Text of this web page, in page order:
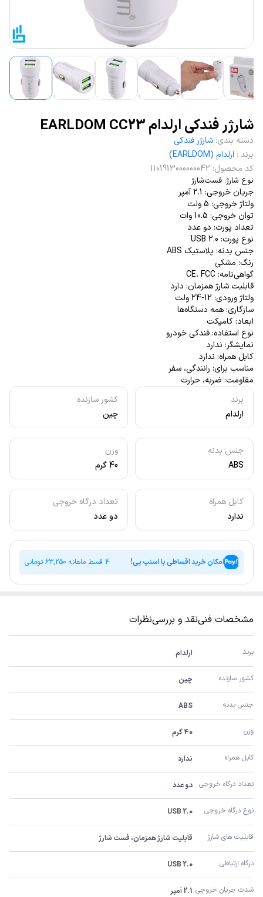
شارژر فندکی ارلدام EARLDOM CC23
برند
ارلدام
کشور سازنده
چین
جنس بدنه
ABS
وزن
40 گرم
کابل همراه
ندارد
تعداد درگاه خروجی
دو عدد
دسته بندی: شارژر فندکی
برند : ارلدام (EARLDOM)
کد محصول:
1101913000000042
نوع شارژ: فست‌شارژ
جریان خروجی: 2.1 آمپر
ولتاژ خروجی: 5 ولت
توان خروجی: 10.5 وات
تعداد پورت: دو عدد
نوع پورت: USB 2.0
جنس بدنه: پلاستیک ABS
رنگ: مشکی
گواهی‌نامه: CE، FCC
قابلیت شارژ همزمان: دارد
ولتاژ ورودی: 12-24 ولت
سازگاری: همه دستگاه‌ها
ابعاد: کامپکت
نوع استفاده: فندکی خودرو
نمایشگر: ندارد
کابل همراه: ندارد
مناسب برای: رانندگی، سفر
مقاومت: ضربه، حرارت
امکان خرید اقساطی با اسنپ پی! 4 قسط ماهانه 63,250 تومانی
مشخصات فنینقد و بررسینظرات
برند ارلدام
کشور سازنده چین
جنس بدنه ABS
وزن 40 گرم
کابل همراه ندارد
تعداد درگاه خروجی دو عدد
نوع درگاه خروجی USB 2.0
قابلیت های شارژ قابلیت شارژ همزمان، فست شارژ
درگاه ارتباطی USB 2.0
شدت جریان خروجی 2.1 آمپر